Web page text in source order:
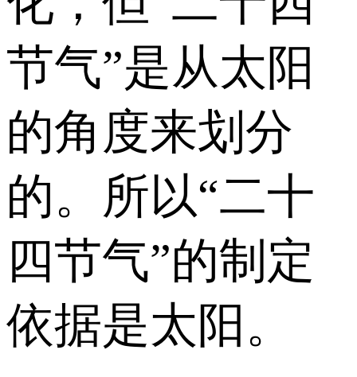
节气”是从太阳
的角度来划分
的。所以“二十
四节气”的制定
依据是太阳。